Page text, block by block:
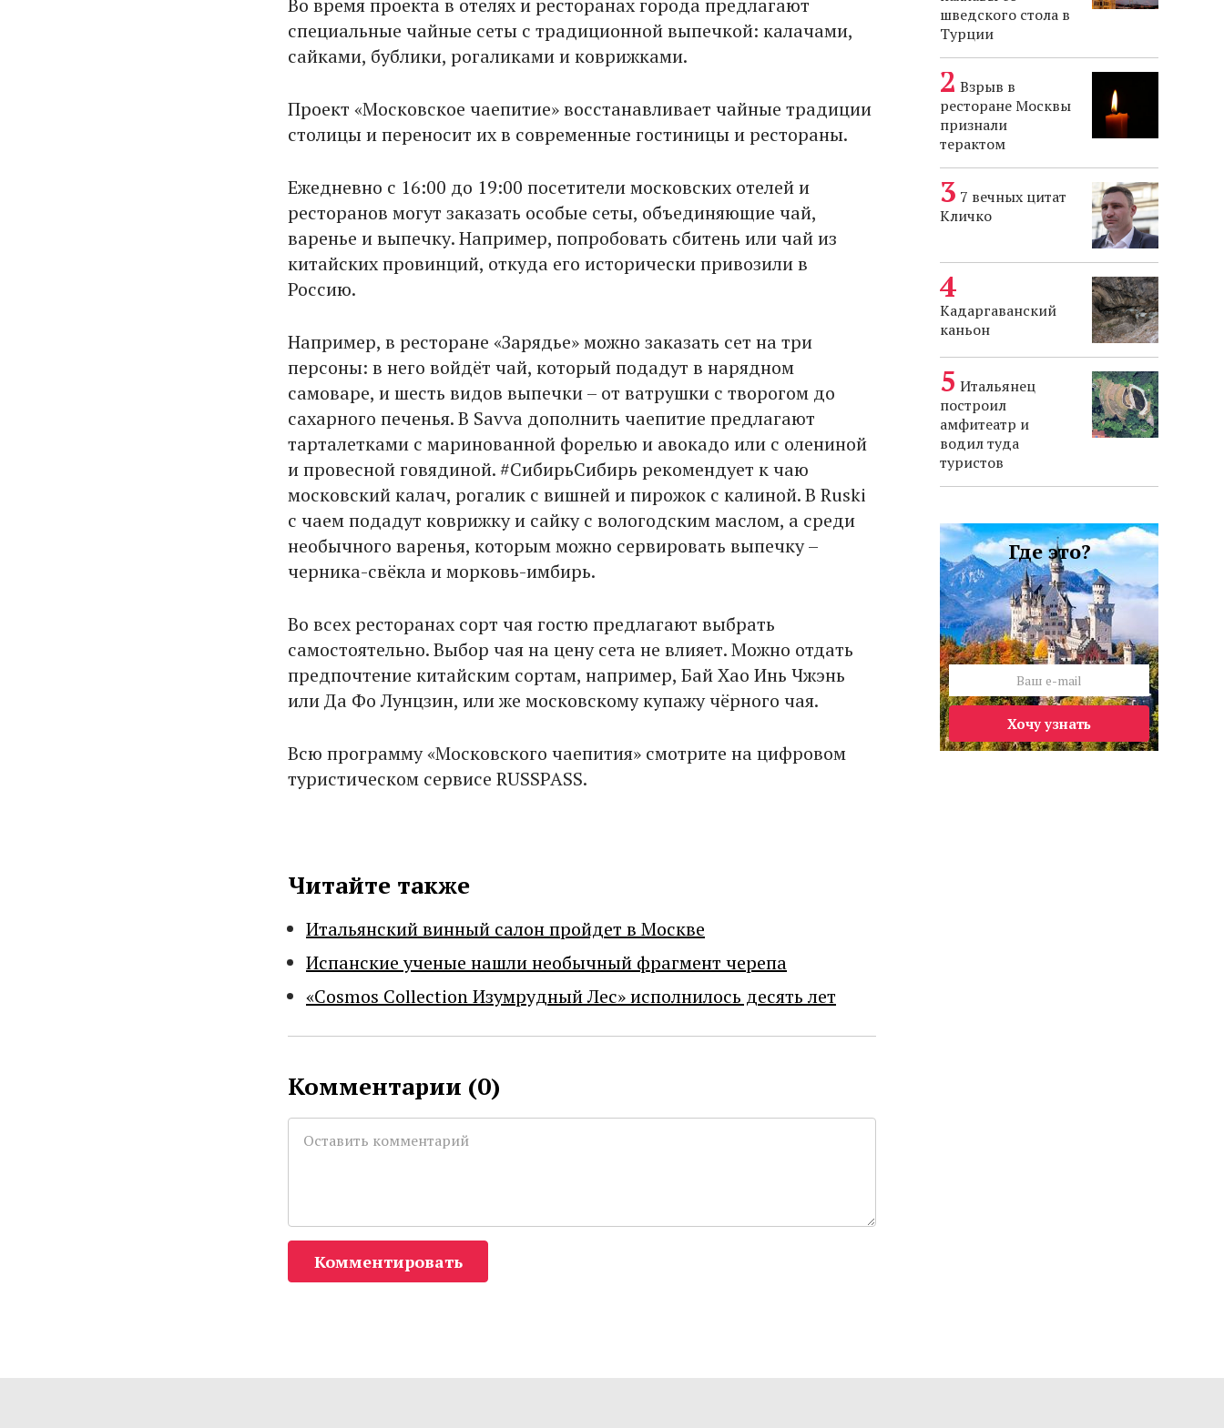
Во время проекта в отелях и ресторанах города предлагают
специальные чайные сеты с традиционной выпечкой: калачами,
сайками, бублики, рогаликами и коврижками.
Проект «Московское чаепитие» восстанавливает чайные традиции
столицы и переносит их в современные гостиницы и рестораны.
Ежедневно с 16:00 до 19:00 посетители московских отелей и
ресторанов могут заказать особые сеты, объединяющие чай,
варенье и выпечку. Например, попробовать сбитень или чай из
китайских провинций, откуда его исторически привозили в
Россию.
Например, в ресторане «Зарядье» можно заказать сет на три
персоны: в него войдёт чай, который подадут в нарядном
самоваре, и шесть видов выпечки – от ватрушки с творогом до
сахарного печенья. В Savva дополнить чаепитие предлагают
тарталетками с маринованной форелью и авокадо или с олениной
и провесной говядиной. #СибирьСибирь рекомендует к чаю
московский калач, рогалик с вишней и пирожок с калиной. В Ruski
с чаем подадут коврижку и сайку с вологодским маслом, а среди
необычного варенья, которым можно сервировать выпечку –
черника-свёкла и морковь-имбирь.
Во всех ресторанах сорт чая гостю предлагают выбрать
самостоятельно. Выбор чая на цену сета не влияет. Можно отдать
предпочтение китайским сортам, например, Бай Хао Инь Чжэнь
или Да Фо Лунцзин, или же московскому купажу чёрного чая.
Всю программу «Московского чаепития» смотрите на цифровом
туристическом сервисе RUSSPASS.
Читайте также
Итальянский винный салон пройдет в Москве
Испанские ученые нашли необычный фрагмент черепа
«Cosmos Collection Изумрудный Лес» исполнилось десять лет
Комментарии (0)
Комментировать
шведского стола в
Турции
Взрыв в
ресторане Москвы
признали
терактом
7 вечных цитат
Кличко
Кадаргаванский
каньон
Итальянец
построил
амфитеатр и
водил туда
туристов
Где это?
Хочу узнать